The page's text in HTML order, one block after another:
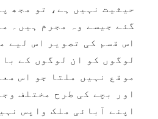
حیثیت نہیں ہے، تو مجھ
گئے جیسے وہ مجرم ہیں۔
اس قسم کی تصویر اس لیے
لوگوں کو ان لوگوں کے
موقع نہیں ملتا جو اس
اور بچے کی طرح مختلف
اپنے آبائی ملک واپس